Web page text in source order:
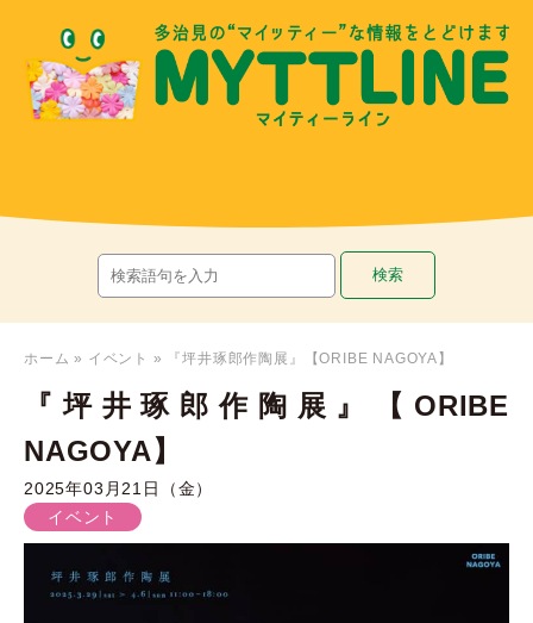
ホーム » イベント » 『坪井琢郎作陶展』【ORIBE NAGOYA】
『坪井琢郎作陶展』【ORIBE
NAGOYA】
2025年03月21日（金）
イベント